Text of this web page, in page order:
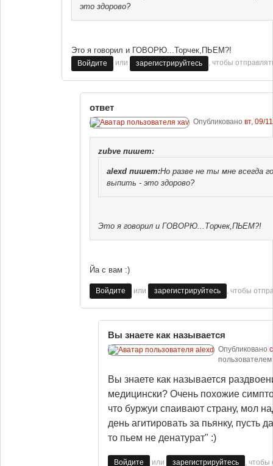
это здорово?
Это я говорил и ГОВОРЮ...Торчек,ПЬЕМ?!
Войдите или зарегистрируйтесь , чтобы
ответ
Опубликовано вт, 09/
zubve пишет:
alexd пишет:Но разве не ты мне всегда
выпить - это здорово?
Это я говорил и ГОВОРЮ...Торчек,ПЬЕМ?!
Йа с вам :)
Войдите или зарегистрируйтесь , чтобы
Вы знаете как называется
Опубликовано
пользователем
Вы знаете как называется
медицински? Очень похожие
что буржуи спаивают страну, мол
день агитировать за пьянку, пусть
то пьем не денатурат" :)
Войдите или зарегистрируйтесь , чтобы